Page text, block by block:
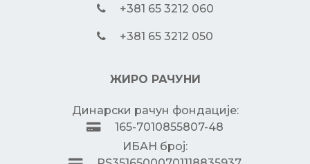
+381 65 3212 060
+381 65 3212 050
ЖИРО РАЧУНИ
Динарски рачун фондације:
165-7010855807-48
ИБАН број: